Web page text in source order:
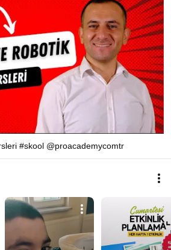
#skool @proacademycomtr